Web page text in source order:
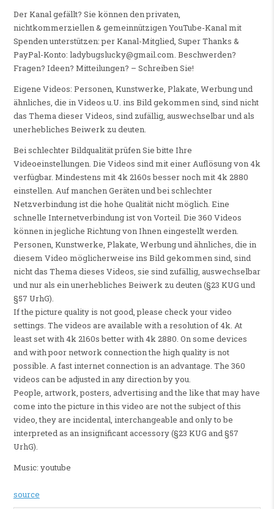
Der Kanal gefällt? Sie können den privaten,
nichtkommerziellen & gemeinnützigen YouTube-Kanal mit
Spenden unterstützen: per Kanal-Mitglied, Super Thanks &
PayPal-Konto: ladybugslucky@gmail.com. Beschwerden?
Fragen? Ideen? Mitteilungen? – Schreiben Sie!
Eigene Videos: Personen, Kunstwerke, Plakate, Werbung und
ähnliches, die in Videos u.U. ins Bild gekommen sind, sind nicht
das Thema dieser Videos, sind zufällig, auswechselbar und als
unerhebliches Beiwerk zu deuten.
Bei schlechter Bildqualität prüfen Sie bitte Ihre
Videoeinstellungen. Die Videos sind mit einer Auflösung von 4k
verfügbar. Mindestens mit 4k 2160s besser noch mit 4k 2880
einstellen. Auf manchen Geräten und bei schlechter
Netzverbindung ist die hohe Qualität nicht möglich. Eine
schnelle Internetverbindung ist von Vorteil. Die 360 Videos
können in jegliche Richtung von Ihnen eingestellt werden.
Personen, Kunstwerke, Plakate, Werbung und ähnliches, die in
diesem Video möglicherweise ins Bild gekommen sind, sind
nicht das Thema dieses Videos, sie sind zufällig, auswechselbar
und nur als ein unerhebliches Beiwerk zu deuten (§23 KUG und
§57 UrhG).
If the picture quality is not good, please check your video
settings. The videos are available with a resolution of 4k. At
least set with 4k 2160s better with 4k 2880. On some devices
and with poor network connection the high quality is not
possible. A fast internet connection is an advantage. The 360
videos can be adjusted in any direction by you.
People, artwork, posters, advertising and the like that may have
come into the picture in this video are not the subject of this
video, they are incidental, interchangeable and only to be
interpreted as an insignificant accessory (§23 KUG and §57
UrhG).
Music: youtube
source